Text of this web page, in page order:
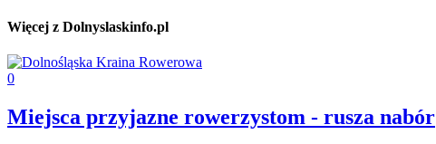
Więcej z Dolnyslaskinfo.pl
0
Miejsca przyjazne rowerzystom - rusza nabór